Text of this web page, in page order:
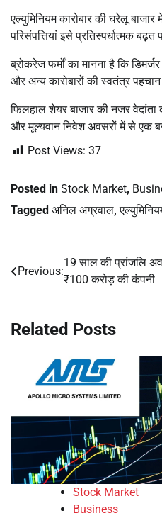
एल्युमिनियम कारोबार की घरेलू
परिसंपत्तियां इसे प्रतिस्पर्धात्मक बढ़त
ब्रोकरेज फर्मों का मानना है कि
और अन्य कारोबारों की स्वतंत्र
फिलहाल शेयर बाजार की नजर वेदांता
और मूल्यवान निवेश अवसरों में से एक
Post Views: 37
Posted in Stock Market,
Tagged अनिल अग्रवाल,
Post
Previous:
19 साल की प्रांजलि
₹100 करोड़ की कंपनी
Related Posts
Stock Market
Business